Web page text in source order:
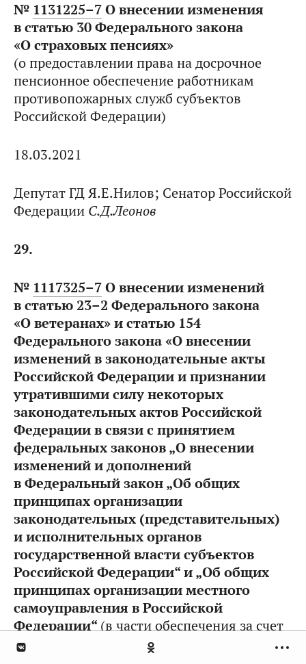
№ 1131225–7О внесении изменения
в статью 30 Федерального закона
«О страховых пенсиях»
(о предоставлении права на досрочное
пенсионное обеспечение работникам
противопожарных служб субъектов
Российской Федерации)
18.03.2021
Депутат ГД Я.Е.Нилов; Сенатор Российской
Федерации С.Д.Леонов
29.
№ 1117325–7О внесении изменений
в статью 23–2 Федерального закона
«О ветеранах» и статью 154
Федерального закона «О внесении
изменений в законодательные акты
Российской Федерации и признании
утратившими силу некоторых
законодательных актов Российской
Федерации в связи с принятием
федеральных законов „О внесении
изменений и дополнений
в Федеральный закон „Об общих
принципах организации
законодательных (представительных)
и исполнительных органов
государственной власти субъектов
Российской Федерации“ и „Об общих
принципах организации местного
самоуправления в Российской
Федерации“ (в части обеспечения за счет
средств федерального бюджета жильем